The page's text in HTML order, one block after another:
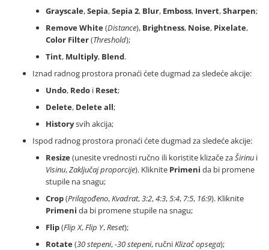
Grayscale,Sepia,Sepia 2, Blur, Emboss, Invert,Sharpen;
Remove White(Distance), Brightness, Noise, Pixelate,
Color Filter(Threshold);
Tint, Multiply, Blend.
Iznad radnog prostora pronaći ćete dugmad za sledeće akcije:
Undo, Redo i Reset;
Delete, Delete all;
Historysvih akcija;
Ispod radnog prostora pronaći ćete dugmad za sledeće akcije:
Resize(unesite vrednosti ručno ili koristite klizače zaŠirinu i
Visinu,Zaključaj proporcije). Kliknite Primeni da bi promene
stupile na snagu;
Crop(Prilagođeno,Kvadrat,3:2,4:3,5:4, 7:5, 16:9). Kliknite
Primeni da bi promene stupile na snagu;
Flip(Flip X,Flip Y,Reset);
Rotate(30 stepeni,-30 stepeni, ručniKlizač opsega);